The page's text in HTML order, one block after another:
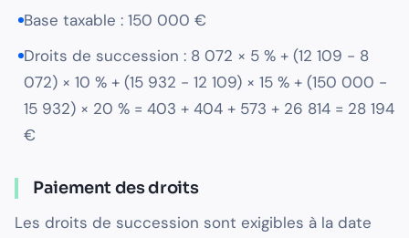
Base taxable : 150 000 €
Droits de succession : 8 072 × 5 % + (12 109 - 8
072) × 10 % + (15 932 - 12 109) × 15 % + (150 000 -
15 932) × 20 % = 403 + 404 + 573 + 26 814 = 28 194
€
Paiement des droits
Les droits de succession sont exigibles à la date